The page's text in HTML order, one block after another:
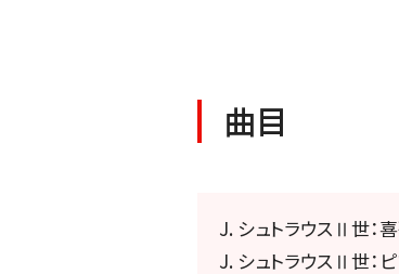
チケットの
曲目
J. シュトラウスⅡ世：喜
J. シュトラウスⅡ世：